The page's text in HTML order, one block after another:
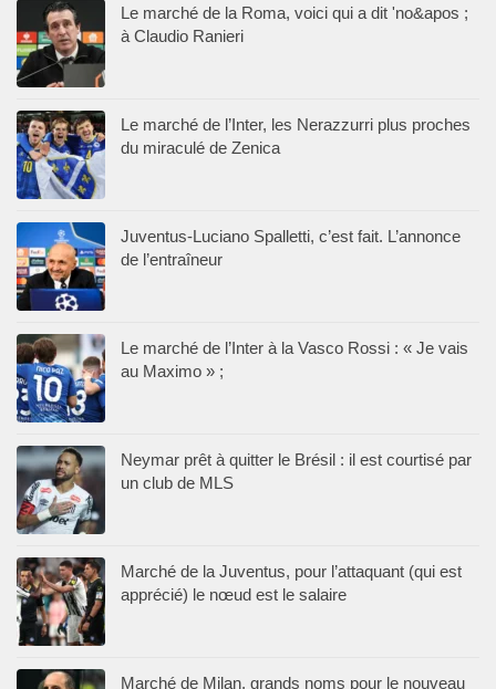
Le marché de la Roma, voici qui a dit 'no&apos ;
à Claudio Ranieri
Le marché de l’Inter, les Nerazzurri plus proches
du miraculé de Zenica
Juventus-Luciano Spalletti, c’est fait. L’annonce
de l’entraîneur
Le marché de l’Inter à la Vasco Rossi : « Je vais
au Maximo » ;
Neymar prêt à quitter le Brésil : il est courtisé par
un club de MLS
Marché de la Juventus, pour l’attaquant (qui est
apprécié) le nœud est le salaire
Marché de Milan, grands noms pour le nouveau